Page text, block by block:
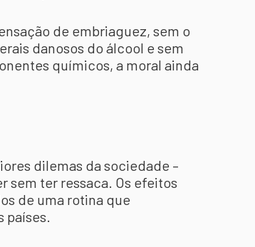
de embriaguez, sem o
danosos do álcool e sem
químicos, a moral ainda
dilemas da sociedade –
sem ter ressaca. Os efeitos
de uma rotina que
países.